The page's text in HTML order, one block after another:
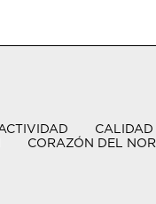
CORAZÓN DEL